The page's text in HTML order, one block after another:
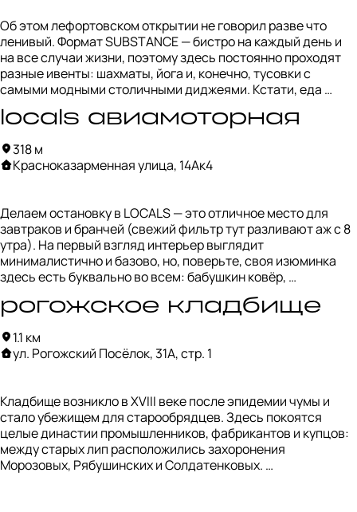
В наши дни корпус продолжает жить как часть МЭИ и
напоминание о техническом авантюризме прошлого.
Об этом лефортовском открытии не говорил разве что
ленивый. Формат SUBSTANCE — бистро на каждый день и
на все случаи жизни, поэтому здесь постоянно проходят
разные ивенты: шахматы, йога и, конечно, тусовки с
самыми модными столичными диджеями. Кстати, еда
простая и узнаваемая, одним словом — comfort food.
locals авиамоторная
318 м
Красноказарменная улица, 14Ак4
Делаем остановку в LOCALS — это отличное место для
завтраков и бранчей (свежий фильтр тут разливают аж с 8
утра). На первый взгляд интерьер выглядит
минималистично и базово, но, поверьте, своя изюминка
здесь есть буквально во всем: бабушкин ковёр,
многообразие зелени, детский уголок и гирлянды делают
это место каким-то знакомым и домашним.
Наш выбор: кофе и яйцо пашот под апельсиновым соусом.
рогожское кладбище
1.1 км
ул. Рогожский Посёлок, 31А, стр. 1
Кладбище возникло в XVIII веке после эпидемии чумы и
стало убежищем для старообрядцев. Здесь покоятся
целые династии промышленников, фабрикантов и купцов:
между старых лип расположились захоронения
Морозовых, Рябушинских и Солдатенковых.